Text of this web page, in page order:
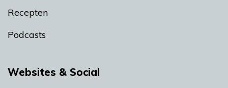
Recepten
Podcasts
Websites & Social